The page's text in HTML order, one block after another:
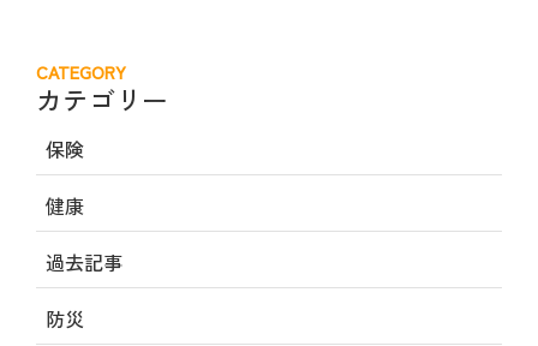
CATEGORY
カテゴリー
保険
健康
過去記事
防災